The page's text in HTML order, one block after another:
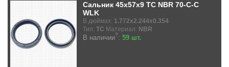
Сальник 45x57x9 TC NBR 70-C-C
WLK
В дюймах: 1.772x2.244x0.354
Тип: TC Материал: NBR
В наличии?: 59 шт.